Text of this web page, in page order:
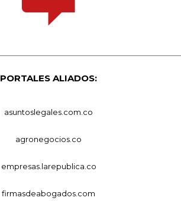
PORTALES ALIADOS:
asuntoslegales.com.co
agronegocios.co
empresas.larepublica.co
firmasdeabogados.com